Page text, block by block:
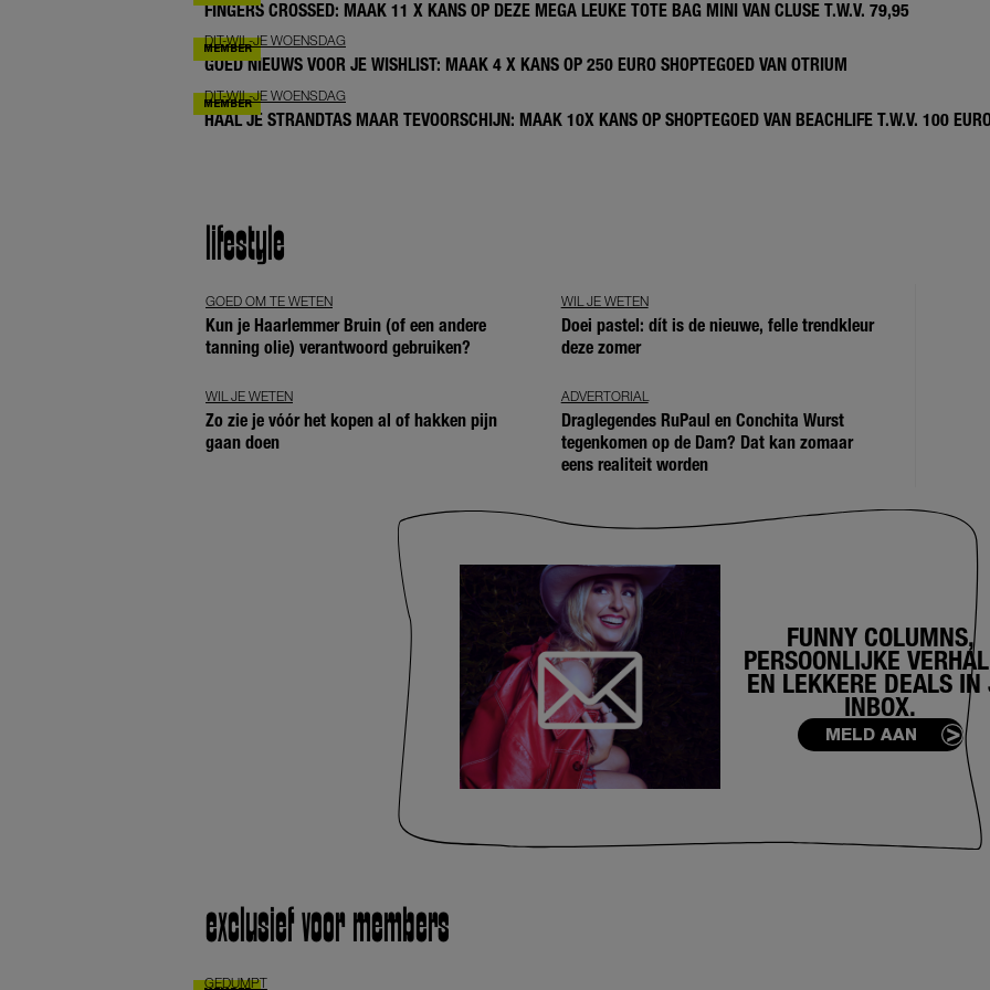
FINGERS CROSSED: MAAK 11 X KANS OP DEZE MEGA LEUKE TOTE BAG MINI VAN CLUSE T.W.V. 79,95
DIT-WIL-JE WOENSDAG
GOED NIEUWS VOOR JE WISHLIST: MAAK 4 X KANS OP 250 EURO SHOPTEGOED VAN OTRIUM
DIT-WIL-JE WOENSDAG
HAAL JE STRANDTAS MAAR TEVOORSCHIJN: MAAK 10X KANS OP SHOPTEGOED VAN BEACHLIFE T.W.V. 100
lifestyle
GOED OM TE WETEN
Kun je Haarlemmer Bruin (of een andere
tanning olie) verantwoord gebruiken?
WIL JE WETEN
Doei pastel: dít is de nieuwe, felle trendkleur
deze zomer
WIL JE WETEN
Zo zie je vóór het kopen al of hakken pijn
gaan doen
ADVERTORIAL
Draglegendes RuPaul en Conchita Wurst
tegenkomen op de Dam? Dat kan zomaar
eens realiteit worden
FUNNY COLUMNS,
PERSOONLIJKE
EN LEKKERE DEALS IN
INBOX.
MELD AAN
exclusief voor members
GEDUMPT